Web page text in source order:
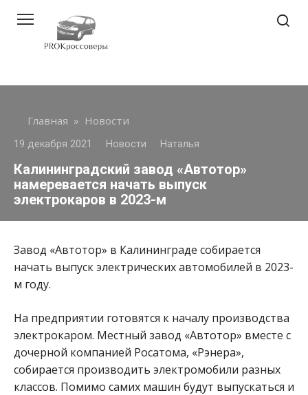
контенту
Главная » Новости
19 декабря 2021 Новости Наталья
Калининградский завод «Автотор»
намеревается начать выпуск
электрокаров в 2023-м
Завод «Автотор» в Калининграде собирается
начать выпуск электрических автомобилей в 2023-
м году.
На предприятии готовятся к началу производства
электрокаром. Местный завод «Автотор» вместе с
дочерной компанией Росатома, «Рэнера»,
собирается производить электромобили разных
классов. Помимо самих машин будут выпускаться и